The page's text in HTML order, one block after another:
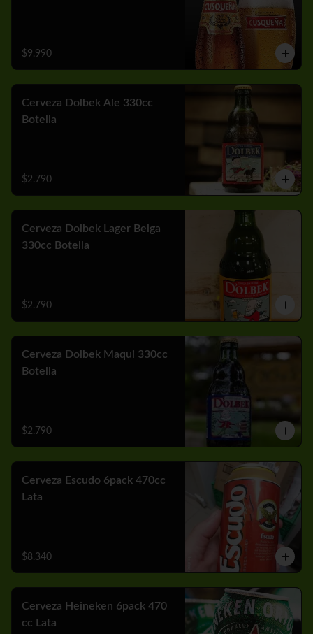
$9.990
Cerveza Dolbek Ale 330cc
Botella
$2.790
Cerveza Dolbek Lager Belga
330cc Botella
$2.790
Cerveza Dolbek Maqui 330cc
Botella
$2.790
Cerveza Escudo 6pack 470cc
Lata
$8.340
Cerveza Heineken 6pack 470
cc Lata